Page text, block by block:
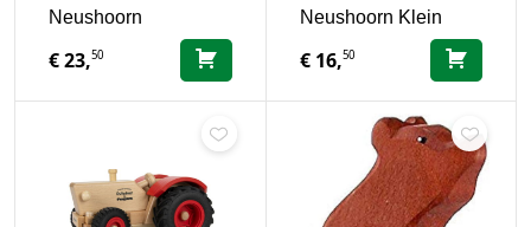
Neushoorn
€23,50
Neushoorn Klein
€16,50